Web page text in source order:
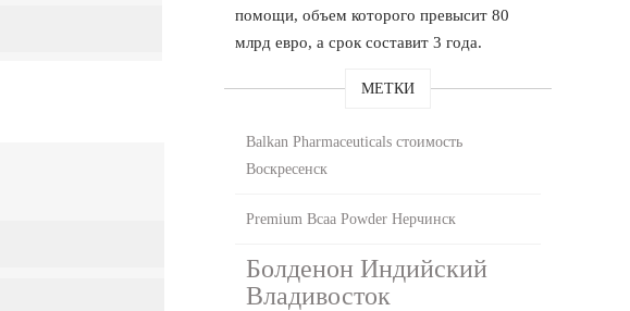
помощи, объем которого превысит 80
млрд евро, а срок составит 3 года.
МЕТКИ
Balkan Pharmaceuticals стоимость
Воскресенск
Premium Bcaa Powder Нерчинск
Болденон Индийский
Владивосток